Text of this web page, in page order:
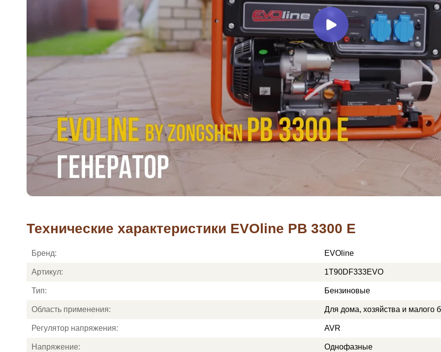
Технические характеристики EVOline PB 3300 E
Бренд: EVOline
Артикул: 1T90DF333EVO
Тип: Бензиновые
Область применения: Для дома, хозяйства и малого
Регулятор напряжения: AVR
Напряжение: Однофазные